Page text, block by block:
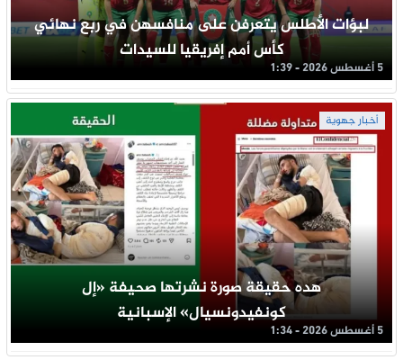
لبؤات الأطلس يتعرفن على منافسهن في ربع نهائي
كأس أمم إفريقيا للسيدات
5 أغسطس 2026 - 1:39
أخبار جهوية
هده حقيقة صورة نشرتها صحيفة «إل
كونفيدونسيال» الإسبانية
5 أغسطس 2026 - 1:34